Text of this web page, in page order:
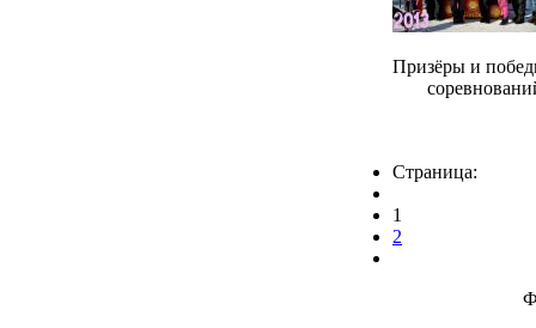
Призёры и
Страница:
1
2